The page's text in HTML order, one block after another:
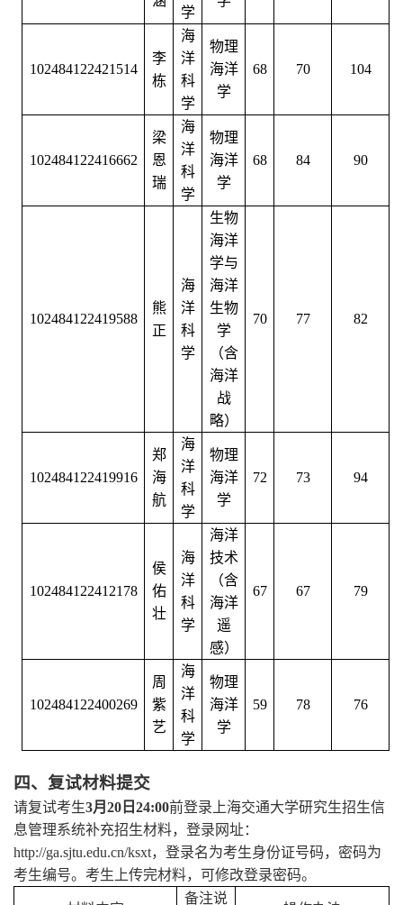
学
102484122421514
李
栋
海
洋
科
学
物理
海洋
学
68 70 104
102484122416662
梁
恩
瑞
海
洋
科
学
物理
海洋
学
68 84 90
102484122419588
熊
正
海
洋
科
学
生物
海洋
学与
海洋
生物
学
（含
海洋
战
略）
70 77 82
102484122419916
郑
海
航
海
洋
科
学
物理
海洋
学
72 73 94
102484122412178
侯
佑
壮
海
洋
科
学
海洋
技术
（含
海洋
遥
感）
67 67 79
102484122400269
周
紫
艺
海
洋
科
学
物理
海洋
学
59 78 76
四、复试材料提交
请复试考生3月20日24:00前登录上海交通大学研究生招生信
息管理系统补充招生材料，登录网址：
http://ga.sjtu.edu.cn/ksxt，登录名为考生身份证号码，密码为
考生编号。考生上传完材料，可修改登录密码。
备注说